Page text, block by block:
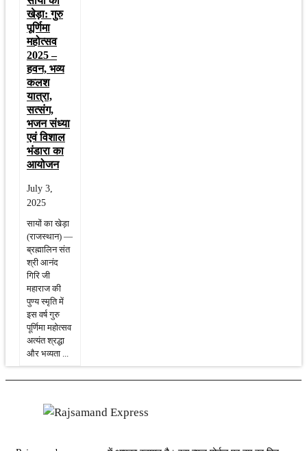
खेड़ा: गुरु
पूर्णिमा
महोत्सव
2025 –
हवन, भव्य
कलश
यात्रा,
सत्संग,
भजन संध्या
एवं विशाल
भंडारा का
आयोजन
July 3,
2025
सायों का खेड़ा
(राजस्थान) —
ब्रह्मालिन संत
श्री आनंद
गिरि जी
महाराज की
पुण्य स्मृति में
इस वर्ष गुरु
पूर्णिमा महोत्सव
अत्यंत श्रद्धा
और भव्यता ...